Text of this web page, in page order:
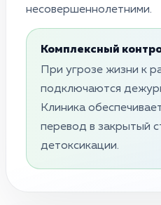
несовершеннолетними.
Комплексный
При угрозе жизни к
подключаются
Клиника
перевод в закрытый
детоксикации.